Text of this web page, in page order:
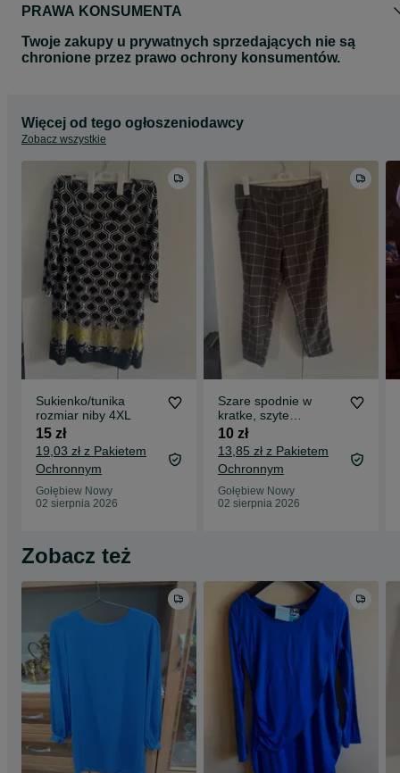
PRAWA KONSUMENTA
Twoje zakupy u prywatnych sprzedających nie są
chronione przez prawo ochrony konsumentów.
Więcej od tego ogłoszeniodawcy
Zobacz wszystkie
Sukienko/tunika
rozmiar niby 4XL
15 zł
19,03 zł z Pakietem
Ochronnym
Gołębiew Nowy
02 sierpnia 2026
Szare spodnie w
kratke, szyte
samemu, rozmiar
L/XL
10 zł
13,85 zł z Pakietem
Ochronnym
Gołębiew Nowy
02 sierpnia 2026
Zobacz też